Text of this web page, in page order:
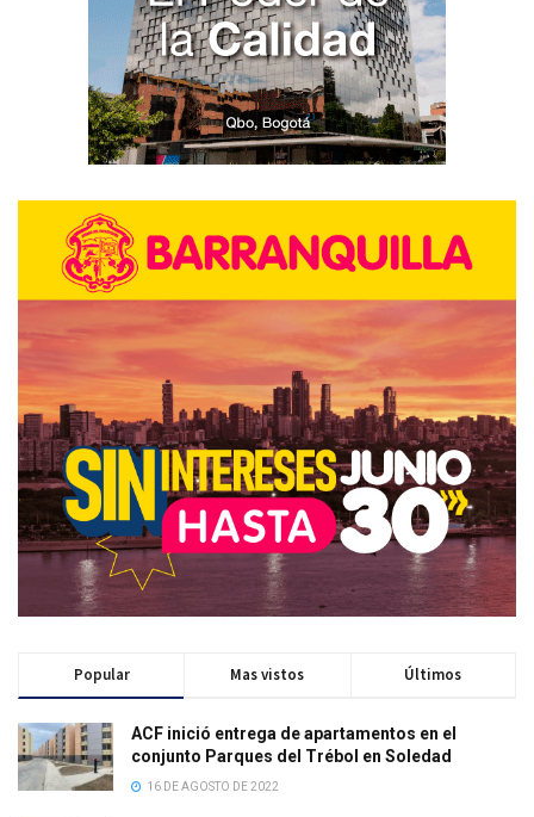
Popular Mas vistos Últimos
ACF inició entrega de apartamentos en el
conjunto Parques del Trébol en Soledad
16 DE AGOSTO DE 2022